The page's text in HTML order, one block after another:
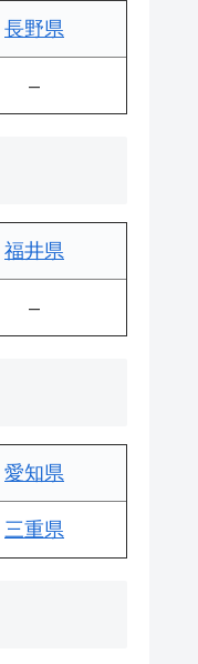
長野県
–
福井県
–
愛知県
三重県